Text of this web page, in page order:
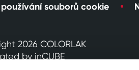
souborů cookie
2026 COLORLAK
by inCUBE